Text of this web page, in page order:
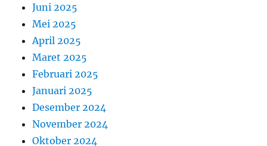
Juni 2025
Mei 2025
April 2025
Maret 2025
Februari 2025
Januari 2025
Desember 2024
November 2024
Oktober 2024